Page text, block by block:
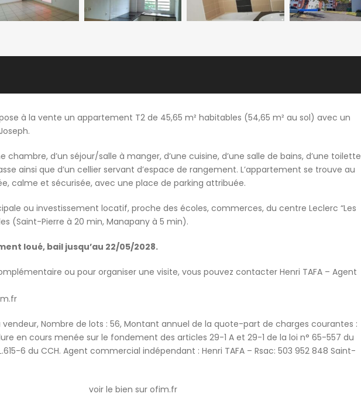
à la vente un appartement T2 de 45,65 m² habitables (54,65 m² au sol) avec un
chambre, d’un séjour/salle à manger, d’une cuisine, d’une salle de bains, d’une toilette
ainsi que d’un cellier servant d’espace de rangement. L’appartement se trouve au
calme et sécurisée, avec une place de parking attribuée.
ou investissement locatif, proche des écoles, commerces, du centre Leclerc “Les
(Saint-Pierre à 20 min, Manapany à 5 min).
loué, bail jusqu’au 22/05/2028.
ou pour organiser une visite, vous pouvez contacter Henri TAFA – Agent
vendeur, Nombre de lots : 56, Montant annuel de la quote-part de charges courantes :
en cours menée sur le fondement des articles 29-1 A et 29-1 de la loi n° 65-557 du
6 du CCH. Agent commercial indépendant : Henri TAFA – Rsac: 503 952 848 Saint-
voir le bien sur ofim.fr